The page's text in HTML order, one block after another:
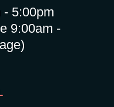
- 5:00pm
9:00am -